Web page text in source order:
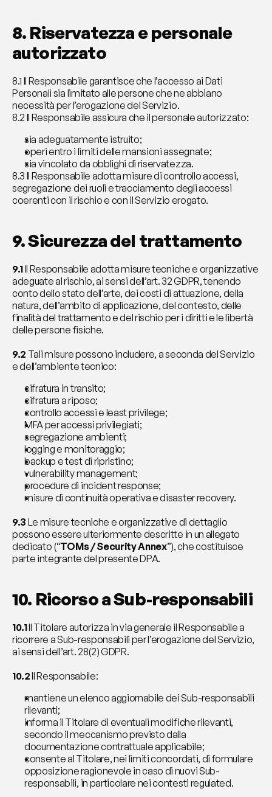
8. Riservatezza e personale
autorizzato
8.1 Il Responsabile garantisce che l’accesso ai Dati
Personali sia limitato alle persone che ne abbiano
necessità per l’erogazione del Servizio.
8.2 Il Responsabile assicura che il personale autorizzato:
sia adeguatamente istruito;
operi entro i limiti delle mansioni assegnate;
sia vincolato da obblighi di riservatezza.
8.3 Il Responsabile adotta misure di controllo accessi,
segregazione dei ruoli e tracciamento degli accessi
coerenti con il rischio e con il Servizio erogato.
9. Sicurezza del trattamento
9.1 Il Responsabile adotta misure tecniche e organizzative
adeguate al rischio, ai sensi dell’art. 32 GDPR, tenendo
conto dello stato dell’arte, dei costi di attuazione, della
natura, dell’ambito di applicazione, del contesto, delle
finalità del trattamento e del rischio per i diritti e le libertà
delle persone fisiche.
9.2 Tali misure possono includere, a seconda del Servizio
e dell’ambiente tecnico:
cifratura in transito;
cifratura a riposo;
controllo accessi e least privilege;
MFA per accessi privilegiati;
segregazione ambienti;
logging e monitoraggio;
backup e test di ripristino;
vulnerability management;
procedure di incident response;
misure di continuità operativa e disaster recovery.
9.3 Le misure tecniche e organizzative di dettaglio
possono essere ulteriormente descritte in un allegato
dedicato (“TOMs / Security Annex”), che costituisce
parte integrante del presente DPA.
10. Ricorso a Sub-responsabili
10.1 Il Titolare autorizza in via generale il Responsabile a
ricorrere a Sub-responsabili per l’erogazione del Servizio,
ai sensi dell’art. 28(2) GDPR.
10.2 Il Responsabile:
mantiene un elenco aggiornabile dei Sub-responsabili
rilevanti;
informa il Titolare di eventuali modifiche rilevanti,
secondo il meccanismo previsto dalla
documentazione contrattuale applicabile;
consente al Titolare, nei limiti concordati, di formulare
opposizione ragionevole in caso di nuovi Sub-
responsabili, in particolare nei contesti regulated.